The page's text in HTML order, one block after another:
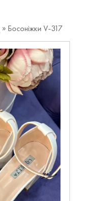
Босоніжки V-317